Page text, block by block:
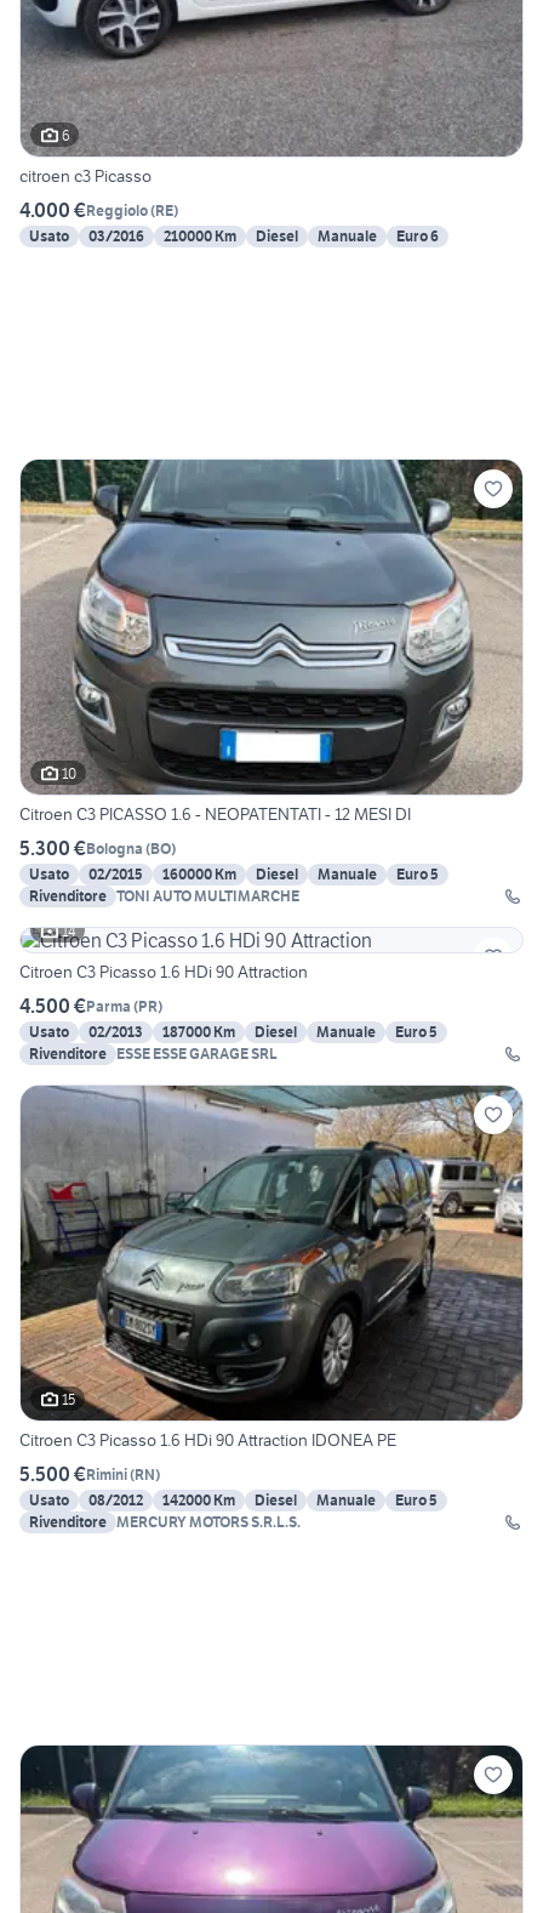
6
citroen c3 Picasso
4.000 €Reggiolo(RE)
Usato
03/2016 210000 Km Diesel Manuale Euro 6
10
Citroen C3 PICASSO 1.6 - NEOPATENTATI - 12 MESI DI
5.300 €Bologna (BO)
Usato
02/2015 160000 Km Diesel Manuale
Euro 5
Rivenditore TONI AUTO MULTIMARCHE
14
Citroen C3 Picasso 1.6 HDi 90 Attraction
4.500 €Parma (PR)
Usato
02/2013 187000 Km Diesel Manuale
Euro 5
Rivenditore ESSE ESSE GARAGE SRL
15
Citroen C3 Picasso 1.6 HDi 90 Attraction IDONEA PE
5.500 €Rimini(RN)
Usato
08/2012 142000 Km Diesel Manuale
Euro 5
Rivenditore MERCURY MOTORS S.R.L.S.